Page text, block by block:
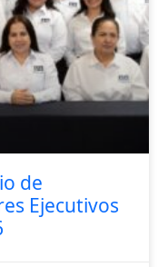
de
Ejecutivos